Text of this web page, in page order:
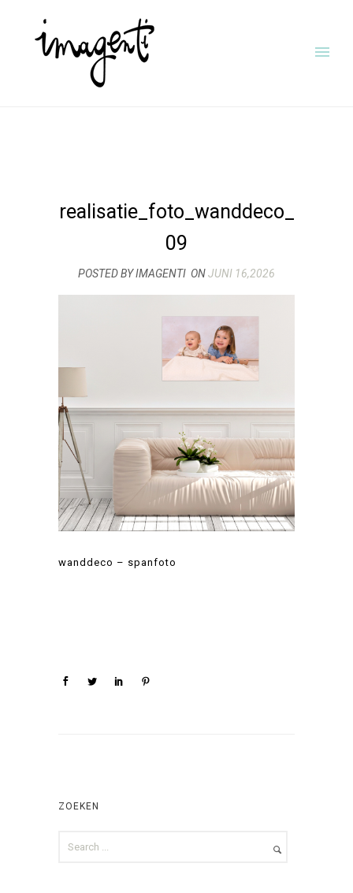
realisatie_foto_wanddeco_
09
POSTED BY IMAGENTI ONJUNI 16,2026
wanddeco – spanfoto
ZOEKEN